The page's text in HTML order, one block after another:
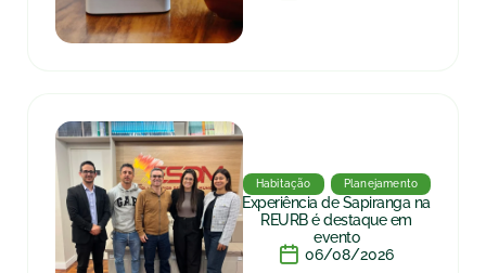
Habitação Planejamento
Experiência de Sapiranga na
REURB é destaque em
evento
06/08/2026